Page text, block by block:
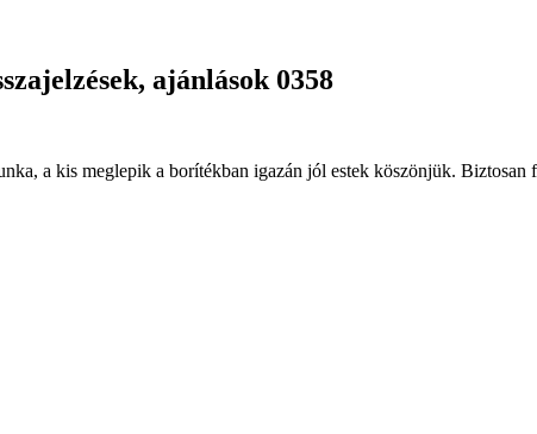
ajánlások 0358
a kis meglepik a borítékban igazán jól estek köszönjük.